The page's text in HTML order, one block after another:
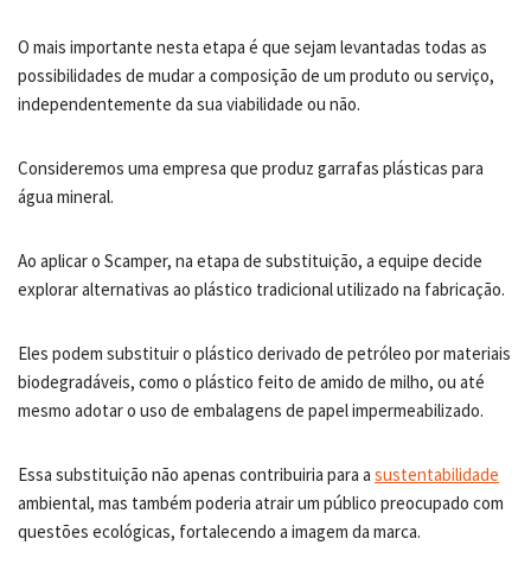
O mais importante nesta etapa é que sejam levantadas todas as
possibilidades de mudar a composição de um produto ou serviço,
independentemente da sua viabilidade ou não.
Consideremos uma empresa que produz garrafas plásticas para
água mineral.
Ao aplicar o Scamper, na etapa de substituição, a equipe decide
explorar alternativas ao plástico tradicional utilizado na fabricação.
Eles podem substituir o plástico derivado de petróleo por materiais
biodegradáveis, como o plástico feito de amido de milho, ou até
mesmo adotar o uso de embalagens de papel impermeabilizado.
Essa substituição não apenas contribuiria para a sustentabilidade
ambiental, mas também poderia atrair um público preocupado com
questões ecológicas, fortalecendo a imagem da marca.